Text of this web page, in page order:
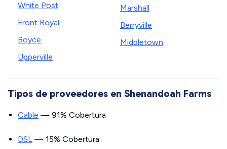
White Post
Front Royal
Boyce
Upperville
Marshall
Berryville
Middletown
Tipos de proveedores en Shenandoah Farms
Cable — 91% Cobertura
DSL — 15% Cobertura